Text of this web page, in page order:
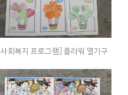
[사회복지 프로그램] 플라워 열기구